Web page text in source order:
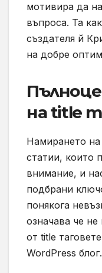
мотивира да
въпроса. Та
създателя й
на добре
на title
Намирането на
статии, които
внимание, и
подбрани
понякога
означава че
от title
WordPress блог.